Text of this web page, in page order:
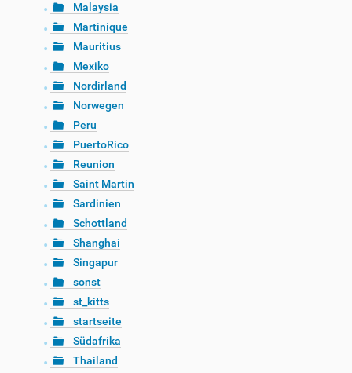
Malaysia
Martinique
Mauritius
Mexiko
Nordirland
Norwegen
Peru
PuertoRico
Reunion
Saint Martin
Sardinien
Schottland
Shanghai
Singapur
sonst
st_kitts
startseite
Südafrika
Thailand